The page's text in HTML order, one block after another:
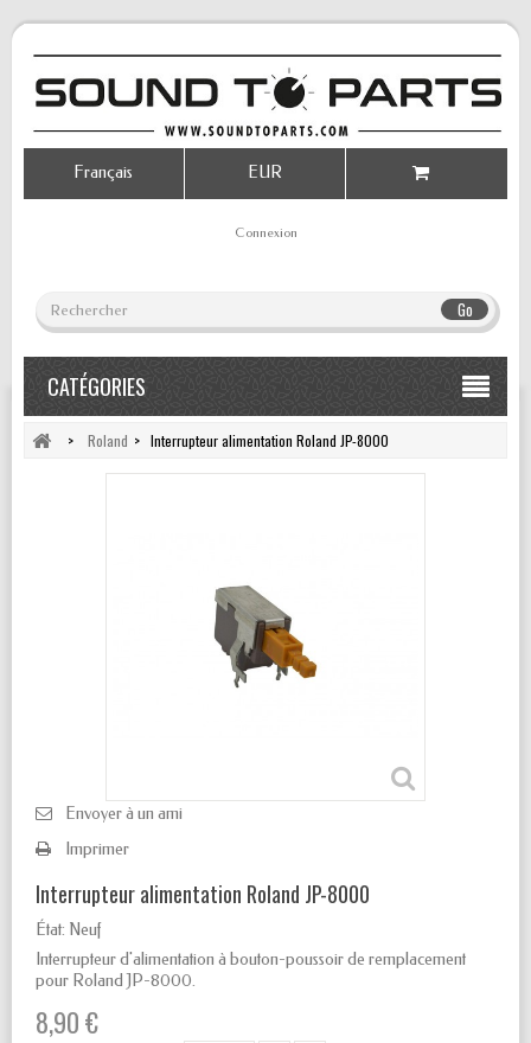
Go
Connexion
EUR
Français
CATÉGORIES
> Roland > Interrupteur alimentation Roland JP-8000
Envoyer à un ami
Imprimer
Interrupteur alimentation Roland JP-8000
État: Neuf
Interrupteur d'alimentation à bouton-poussoir de remplacement
pour Roland JP-8000.
8,90 €